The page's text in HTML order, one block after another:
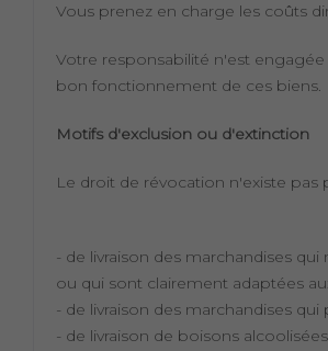
Vous prenez en charge les coûts
Votre responsabilité n'est
bon fonctionnement de ces biens.
Motifs d'exclusion ou d'extinction
Le droit de révocation n'existe pas
- de livraison des marchandises
ou qui sont clairement adaptées
- de livraison des marchandises
- de livraison de boisons